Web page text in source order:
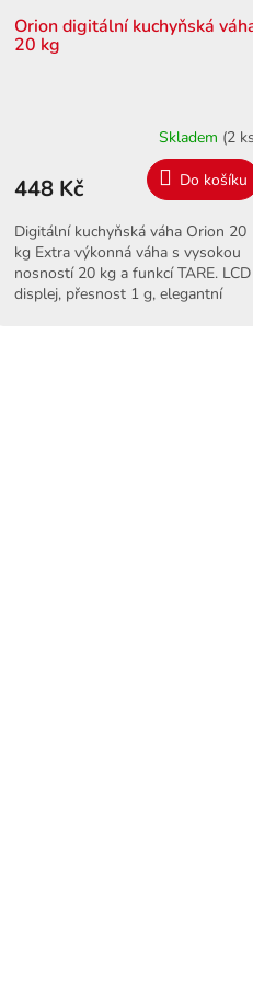
Orion digitální kuchyňská
20 kg
Skladem (2
448 Kč Do košíku
Digitální kuchyňská váha Orion 20
kg Extra výkonná váha s vysokou
nosností 20 kg a funkcí TARE. LCD
displej, přesnost 1 g, elegantní